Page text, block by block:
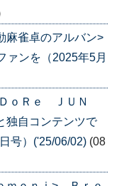
麻雀卓のアルバン>
ァンを（2025年5月
ＤｏＲｅ ＪＵＮ
独自コンテンツで
号）('25/06/02) (08